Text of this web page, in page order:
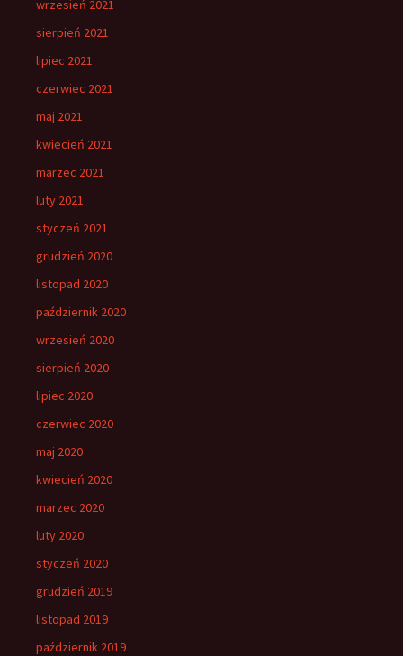
wrzesień 2021
sierpień 2021
lipiec 2021
czerwiec 2021
maj 2021
kwiecień 2021
marzec 2021
luty 2021
styczeń 2021
grudzień 2020
listopad 2020
październik 2020
wrzesień 2020
sierpień 2020
lipiec 2020
czerwiec 2020
maj 2020
kwiecień 2020
marzec 2020
luty 2020
styczeń 2020
grudzień 2019
listopad 2019
październik 2019